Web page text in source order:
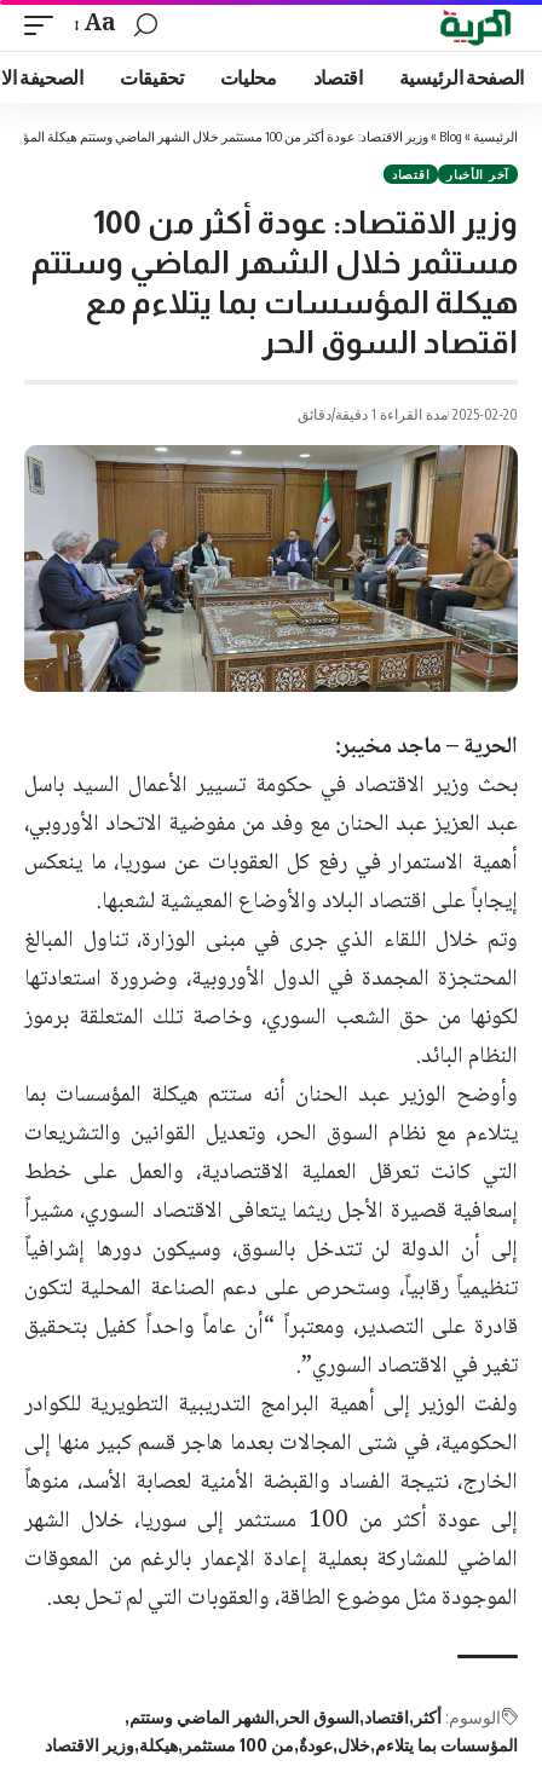
Aa
الصفحة الرئيسية اقتصاد محليات تحقيقات الصحيفة
الرئيسية »
Blog
»وزير الاقتصاد: عودة أكثر من 100 مستثمر خلال الشهر الماضي وستتم هيكلة المؤسسات بما يتلاءم مع اقتصاد السوق الحر ‏
آخر الأخبار اقتصاد
وزير الاقتصاد: عودة أكثر من 100
مستثمر خلال الشهر الماضي وستتم
هيكلة المؤسسات بما يتلاءم مع
اقتصاد السوق الحر ‏
2025-02-20 مدة القراءة 1 دقيقة/دقائق
الحرية – ماجد مخيبر:
بحث وزير الاقتصاد في حكومة تسيير الأعمال السيد باسل
عبد العزيز عبد الحنان مع وفد من ‏مفوضية الاتحاد الأوروبي،
أهمية الاستمرار في رفع كل العقوبات عن سوريا، ما ينعكس
إيجاباً على اقتصاد البلاد والأوضاع المعيشية لشعبها.‏
وتم خلال اللقاء الذي جرى في مبنى الوزارة، تناول المبالغ
المحتجزة المجمدة في الدول ‏الأوروبية، وضرورة استعادتها
لكونها من حق الشعب السوري، وخاصة تلك المتعلقة برموز
‏النظام البائد.‏
وأوضح الوزير عبد الحنان أنه ستتم هيكلة المؤسسات بما
يتلاءم مع نظام السوق الحر، ‏وتعديل القوانين والتشريعات
التي كانت تعرقل العملية الاقتصادية، والعمل على خطط
‏إسعافية قصيرة الأجل ريثما يتعافى الاقتصاد السوري، مشيراً
إلى أن الدولة لن تتدخل ‏بالسوق، وسيكون دورها إشرافياً
تنظيمياً رقابياً، وستحرص على دعم الصناعة المحلية ‏لتكون
قادرة على التصدير، ومعتبراً “أن عاماً واحداً كفيل بتحقيق
تغير في الاقتصاد السوري”. ‏
ولفت الوزير إلى أهمية البرامج التدريبية التطويرية للكوادر
الحكومية، في شتى المجالات ‏بعدما هاجر قسم كبير منها إلى
الخارج، نتيجة الفساد والقبضة الأمنية لعصابة الأسد، منوهاً
إلى عودة أكثر من 100 مستثمر إلى سوريا، خلال الشهر
الماضي للمشاركة بعملية إعادة الإعمار بالرغم من المعوقات
الموجودة مثل موضوع الطاقة، والعقوبات التي لم تحل ‏بعد.‏
الوسوم: أكثر اقتصاد السوق الحر الشهر الماضي وستتم
المؤسسات بما يتلاءم خلال عودةٌ من 100 مستثمر هيكلة وزير الاقتصاد